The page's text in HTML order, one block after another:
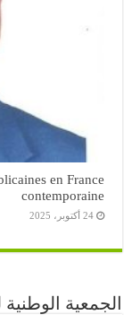
en France
contemporaine
24 أكتوبر، 2025
الجمعية الوطنية